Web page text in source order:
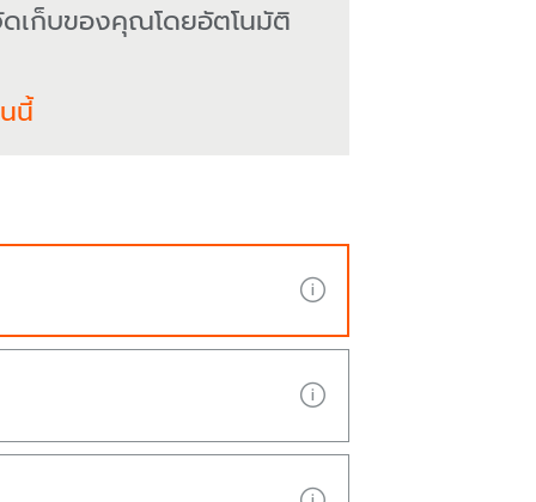
เก็บของคุณโดยอัตโนมัติ
นี้